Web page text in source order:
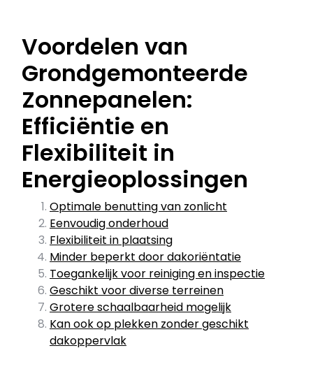
Voordelen van
Grondgemonteerde
Zonnepanelen:
Efficiëntie en
Flexibiliteit in
Energieoplossingen
Optimale benutting van zonlicht
Eenvoudig onderhoud
Flexibiliteit in plaatsing
Minder beperkt door dakoriëntatie
Toegankelijk voor reiniging en inspectie
Geschikt voor diverse terreinen
Grotere schaalbaarheid mogelijk
Kan ook op plekken zonder geschikt
dakoppervlak